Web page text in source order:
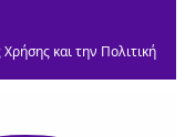
και την Πολιτική